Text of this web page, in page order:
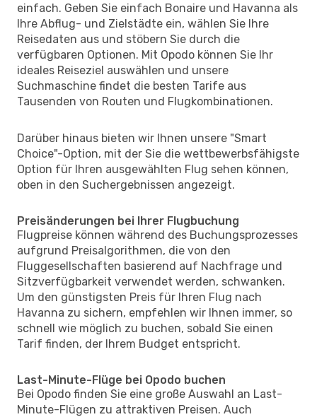
einfach. Geben Sie einfach Bonaire und Havanna als
Ihre Abflug- und Zielstädte ein, wählen Sie Ihre
Reisedaten aus und stöbern Sie durch die
verfügbaren Optionen. Mit Opodo können Sie Ihr
ideales Reiseziel auswählen und unsere
Suchmaschine findet die besten Tarife aus
Tausenden von Routen und Flugkombinationen.
Darüber hinaus bieten wir Ihnen unsere "Smart
Choice"-Option, mit der Sie die wettbewerbsfähigste
Option für Ihren ausgewählten Flug sehen können,
oben in den Suchergebnissen angezeigt.
Preisänderungen bei Ihrer Flugbuchung
Flugpreise können während des Buchungsprozesses
aufgrund Preisalgorithmen, die von den
Fluggesellschaften basierend auf Nachfrage und
Sitzverfügbarkeit verwendet werden, schwanken.
Um den günstigsten Preis für Ihren Flug nach
Havanna zu sichern, empfehlen wir Ihnen immer, so
schnell wie möglich zu buchen, sobald Sie einen
Tarif finden, der Ihrem Budget entspricht.
Last-Minute-Flüge bei Opodo buchen
Bei Opodo finden Sie eine große Auswahl an Last-
Minute-Flügen zu attraktiven Preisen. Auch